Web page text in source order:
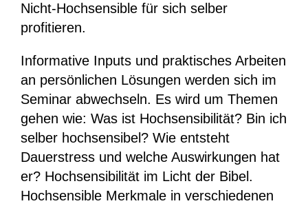
Nicht-Hochsensible für sich selber
profitieren.
Informative Inputs und praktisches Arbeiten
an persönlichen Lösungen werden sich im
Seminar abwechseln. Es wird um Themen
gehen wie: Was ist Hochsensibilität? Bin ich
selber hochsensibel? Wie entsteht
Dauerstress und welche Auswirkungen hat
er? Hochsensibilität im Licht der Bibel.
Hochsensible Merkmale in verschiedenen